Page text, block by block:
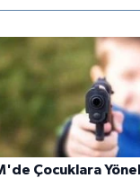
Çocuklara